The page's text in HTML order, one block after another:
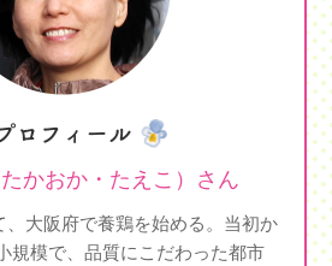
かおか・たえこ）さん
大阪府で養鶏を始める。当初か
規模で、品質にこだわった都市